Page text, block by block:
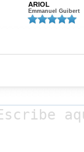
ARIOL
Emmanuel Guibert